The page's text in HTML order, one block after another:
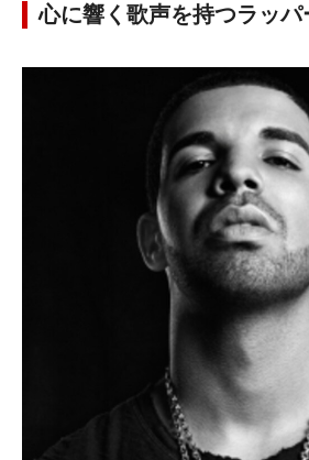
心に響く歌声を持つラッパ